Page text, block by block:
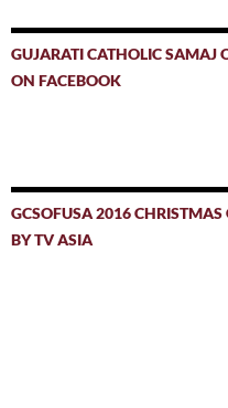
GUJARATI CATHOLIC SAMAJ
ON FACEBOOK
GCSOFUSA 2016
BY TV ASIA